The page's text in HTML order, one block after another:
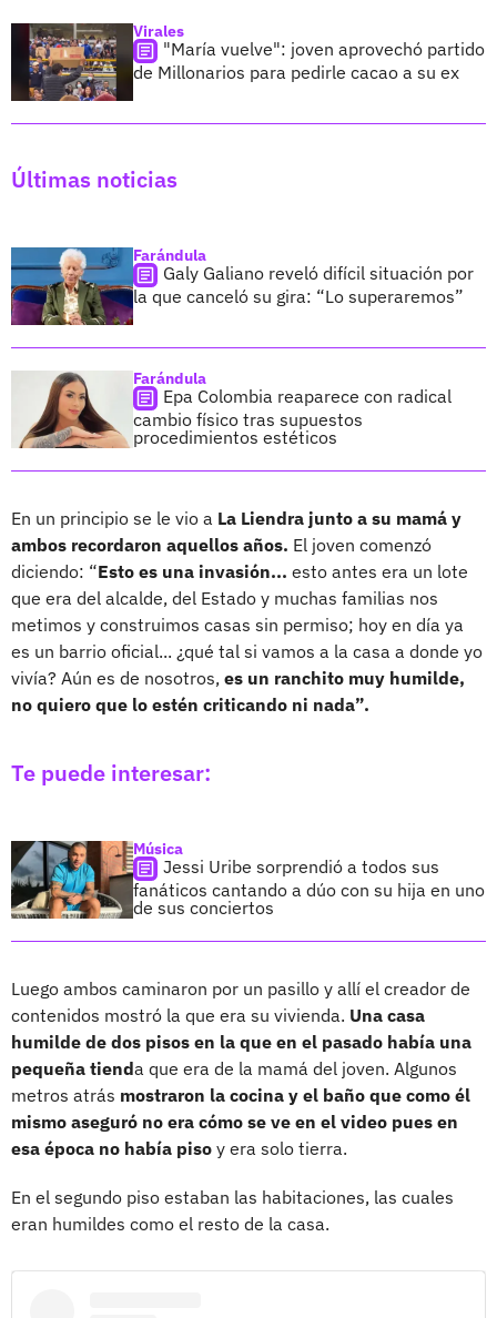
Virales
"María vuelve": joven aprovechó partido
de Millonarios para pedirle cacao a su ex
Últimas noticias
Farándula
Galy Galiano reveló difícil situación por
la que canceló su gira: “Lo superaremos”
Farándula
Epa Colombia reaparece con radical
cambio físico tras supuestos
procedimientos estéticos
En un principio se le vio a La Liendra junto a su mamá y
ambos recordaron aquellos años. El joven comenzó
diciendo: “Esto es una invasión... esto antes era un lote
que era del alcalde, del Estado y muchas familias nos
metimos y construimos casas sin permiso; hoy en día ya
es un barrio oficial... ¿qué tal si vamos a la casa a donde yo
vivía? Aún es de nosotros, es un ranchito muy humilde,
no quiero que lo estén criticando ni nada”.
Te puede interesar:
Música
Jessi Uribe sorprendió a todos sus
fanáticos cantando a dúo con su hija en uno
de sus conciertos
Luego ambos caminaron por un pasillo y allí el creador de
contenidos mostró la que era su vivienda. Una casa
humilde de dos pisos en la que en el pasado había una
pequeña tienda que era de la mamá del joven. Algunos
metros atrás mostraron la cocina y el baño que como él
mismo aseguró no era cómo se ve en el video pues en
esa época no había piso y era solo tierra.
En el segundo piso estaban las habitaciones, las cuales
eran humildes como el resto de la casa.